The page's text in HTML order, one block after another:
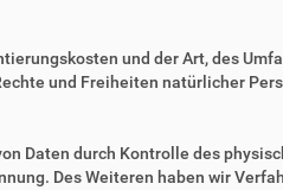
und der Art, des
und Freiheiten natürlicher
Daten durch Kontrolle des
Des Weiteren haben wir